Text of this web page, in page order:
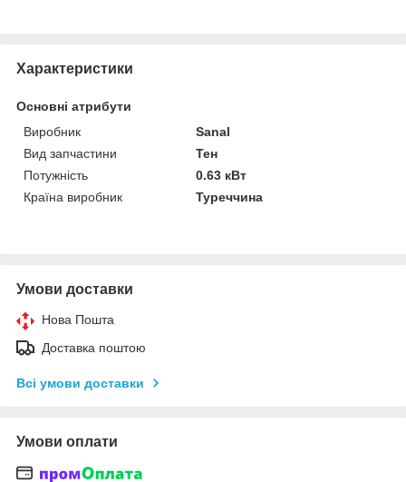
Характеристики
Основні атрибути
Виробник
Sanal
Вид запчастини
Тен
Потужність
0.63 кВт
Країна виробник
Туреччина
Умови доставки
Нова Пошта
Доставка поштою
Всі умови доставки
Умови оплати